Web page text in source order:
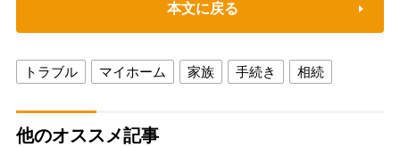
本文に戻る
トラブル マイホーム 家族 手続き 相続
他のオススメ記事